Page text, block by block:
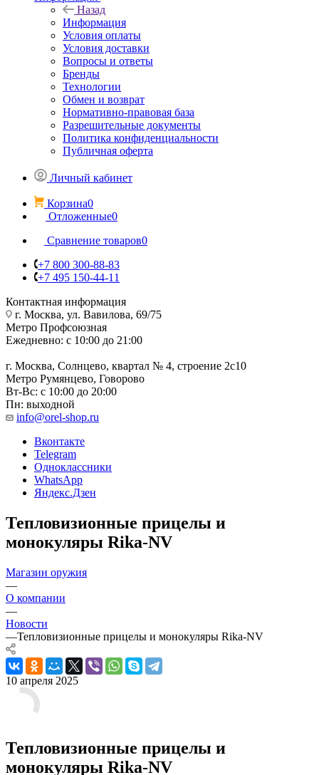
Назад
Информация
Условия оплаты
Условия доставки
Вопросы и ответы
Бренды
Технологии
Обмен и возврат
Нормативно-правовая база
Разрешительные документы
Политика конфиденциальности
Публичная оферта
Личный кабинет
Корзина0
Отложенные0
Сравнение товаров0
+7 800 300-88-83
+7 495 150-44-11
Контактная информация
г. Москва, ул. Вавилова, 69/75
Метро Профсоюзная
Ежедневно: с 10:00 до 21:00
г. Москва, Солнцево, квартал № 4, строение 2с10
Метро Румянцево, Говорово
Вт-Вс: с 10:00 до 20:00
Пн: выходной
info@orel-shop.ru
Вконтакте
Telegram
Одноклассники
WhatsApp
Яндекс.Дзен
Тепловизионные прицелы и
монокуляры Rika-NV
Магазин оружия
—
О компании
—
Новости
—Тепловизионные прицелы и монокуляры Rika-NV
10 апреля 2025
Тепловизионные прицелы и
монокуляры Rika-NV